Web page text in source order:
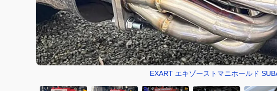
EXART エキゾーストマニホールド